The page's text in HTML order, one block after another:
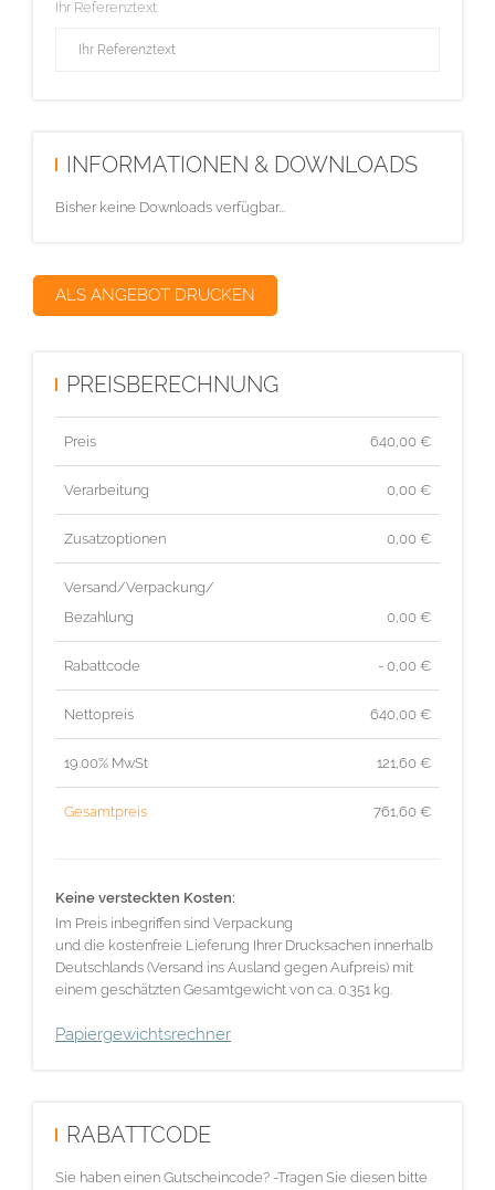
Ihr Referenztext
INFORMATIONEN & DOWNLOADS
Bisher keine Downloads verfügbar...
ALS ANGEBOT DRUCKEN
PREISBERECHNUNG
Preis 640,00 €
Verarbeitung 0,00 €
Zusatzoptionen 0,00 €
Versand/Verpackung/
Bezahlung
0,00 €
Rabattcode - 0,00 €
Nettopreis 640,00 €
19.00% MwSt 121,60 €
Gesamtpreis 761,60 €
Keine versteckten Kosten:
Im Preis inbegriffen sind Verpackung
und die kostenfreie Lieferung Ihrer Drucksachen innerhalb
Deutschlands (Versand ins Ausland gegen Aufpreis) mit
einem geschätzten Gesamtgewicht von ca. 0.351 kg.
Papiergewichtsrechner
RABATTCODE
Sie haben einen Gutscheincode? -Tragen Sie diesen bitte